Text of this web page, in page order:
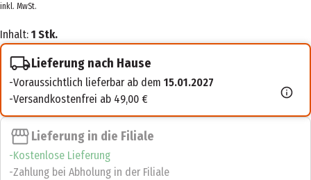
inkl. MwSt.
Inhalt: 1 Stk.
Lieferung nach Hause
Voraussichtlich lieferbar ab dem 15.01.2027
Versandkostenfrei ab 49,00 €
Lieferung in die Filiale
Kostenlose Lieferung
Zahlung bei Abholung in der Filiale